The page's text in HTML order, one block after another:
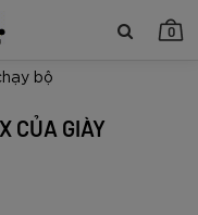
0
bộ
CỦA GIÀY